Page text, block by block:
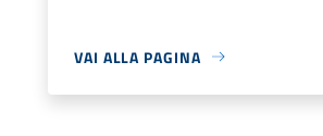
VAI ALLA PAGINA